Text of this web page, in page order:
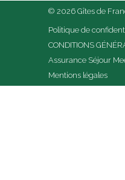
© 2026 Gîtes de
Politique de
CONDITIONS
Assurance Séjour
Mentions légales